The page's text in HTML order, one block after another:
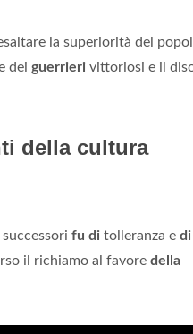
la superiorità del
dei guerrieri vittoriosi e il
della cultura
fu di tolleranza e di
il richiamo al favore della